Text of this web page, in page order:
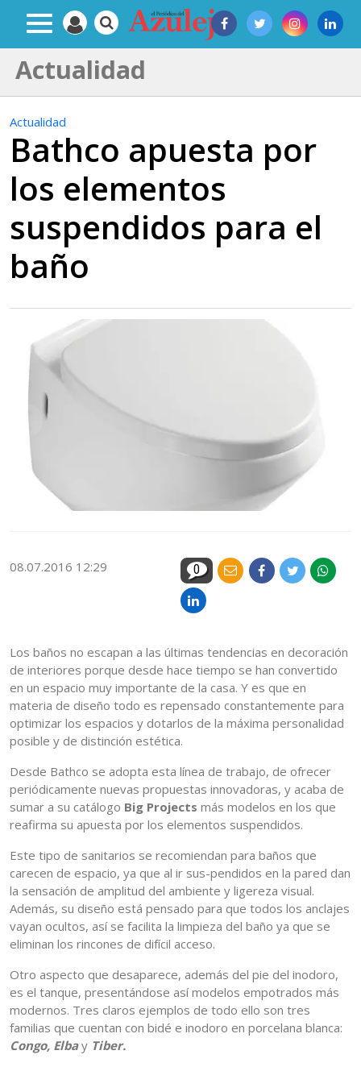
Actualidad
Actualidad
Bathco apuesta por
los elementos
suspendidos para el
baño
08.07.2016 12:29 0
Los baños no escapan a las últimas tendencias en decoración
de interiores porque desde hace tiempo se han convertido
en un espacio muy importante de la casa. Y es que en
materia de diseño todo es repensado constantemente para
optimizar los espacios y dotarlos de la máxima personalidad
posible y de distinción estética.
Desde Bathco se adopta esta línea de trabajo, de ofrecer
periódicamente nuevas propuestas innovadoras, y acaba de
sumar a su catálogo Big Projects más modelos en los que
reafirma su apuesta por los elementos suspendidos.
Este tipo de sanitarios se recomiendan para baños que
carecen de espacio, ya que al ir sus-pendidos en la pared dan
la sensación de amplitud del ambiente y ligereza visual.
Además, su diseño está pensado para que todos los anclajes
vayan ocultos, así se facilita la limpieza del baño ya que se
eliminan los rincones de difícil acceso.
Otro aspecto que desaparece, además del pie del inodoro,
es el tanque, presentándose así modelos empotrados más
modernos. Tres claros ejemplos de todo ello son tres
familias que cuentan con bidé e inodoro en porcelana blanca:
Congo, Elbay Tiber.